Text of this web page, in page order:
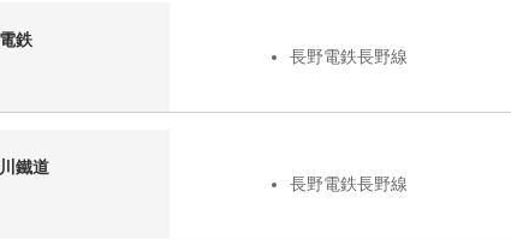
鉄
長野電鉄長野線
鐵道
長野電鉄長野線